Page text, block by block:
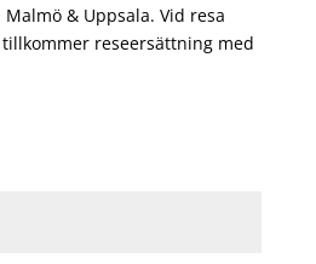
& Uppsala. Vid resa
reseersättning med